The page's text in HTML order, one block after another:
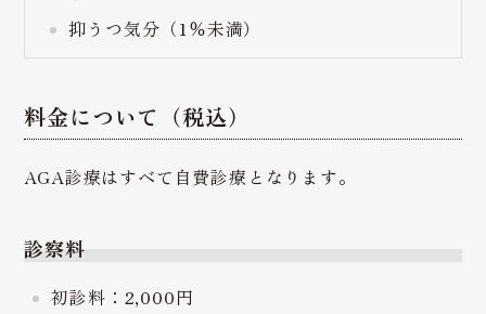
抑うつ気分（1％未満）
料金について（税込）
AGA診療はすべて自費診療となります。
診察料
初診料：2,000円